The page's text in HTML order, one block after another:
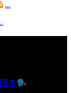
...
る